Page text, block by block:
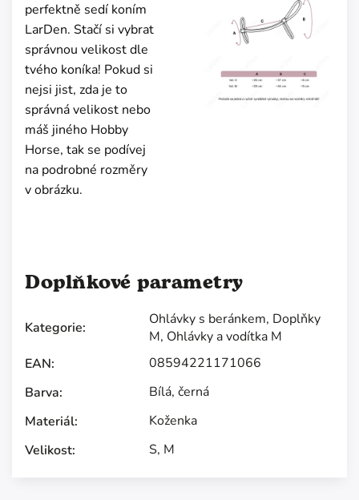
perfektně sedí koním
LarDen. Stačí si vybrat
správnou velikost dle
tvého koníka! Pokud si
nejsi jist, zda je to
správná velikost nebo
máš jiného Hobby
Horse, tak se podívej
na podrobné rozměry
v obrázku.
Doplňkové parametry
Kategorie: Ohlávky s beránkem, Doplňky
M, Ohlávky a vodítka M
EAN:
08594221171066
Barva: Bílá, černá
Materiál:
Koženka
Velikost: S, M